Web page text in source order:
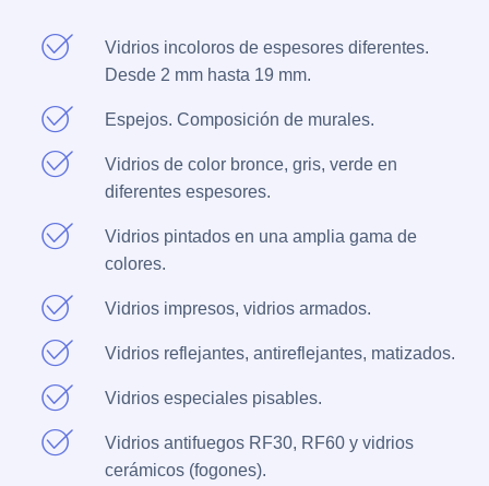
Vidrios incoloros de espesores diferentes.
Desde 2 mm hasta 19 mm.
Espejos. Composición de murales.
Vidrios de color bronce, gris, verde en
diferentes espesores.
Vidrios pintados en una amplia gama de
colores.
Vidrios impresos, vidrios armados.
Vidrios reflejantes, antireflejantes, matizados.
Vidrios especiales pisables.
Vidrios antifuegos RF30, RF60 y vidrios
cerámicos (fogones).